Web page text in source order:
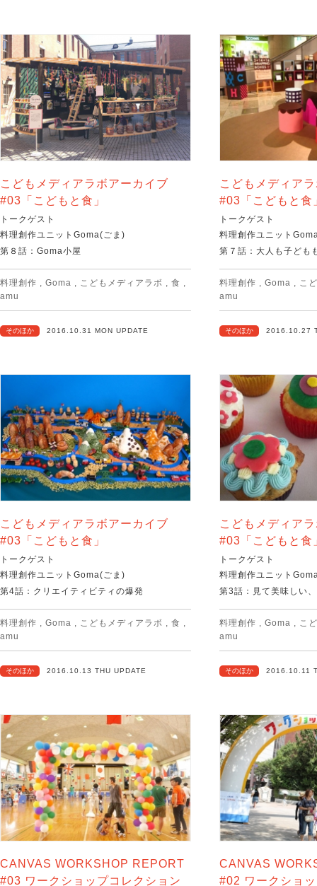
こどもメディアラボアーカイブ
#03「こどもと食」
トークゲスト
料理創作ユニットGoma(ごま)
第８話：Goma小屋
料理創作 , Goma , こどもメディアラボ , 食 ,
amu
そのほか 2016.10.31 MON UPDATE
こどもメディア
#03「こどもと食
トークゲスト
料理創作ユニット
第７話：大人も子ども
料理創作 , Goma , こ
amu
そのほか 2016.10.27
こどもメディアラボアーカイブ
#03「こどもと食」
トークゲスト
料理創作ユニットGoma(ごま)
第4話：クリエイティビティの爆発
料理創作 , Goma , こどもメディアラボ , 食 ,
amu
そのほか 2016.10.13 THU UPDATE
こどもメディア
#03「こどもと食
トークゲスト
料理創作ユニット
第3話：見て美味しい
料理創作 , Goma , こ
amu
そのほか 2016.10.11
CANVAS WORKSHOP REPORT
#03 ワークショップコレクション
CANVAS
#02 ワークショ